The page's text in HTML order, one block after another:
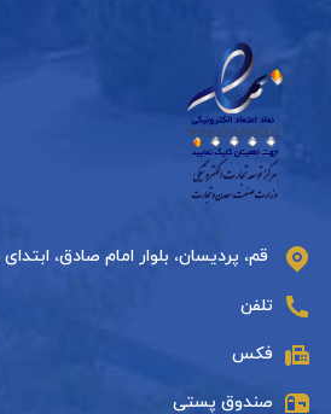
قم، پردیسان، بلوار امام صادق، ابتدای
تلفن
فکس
صندوق پستی